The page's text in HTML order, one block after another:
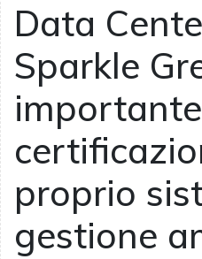
Data
Sparkle
importante
proprio
gestione